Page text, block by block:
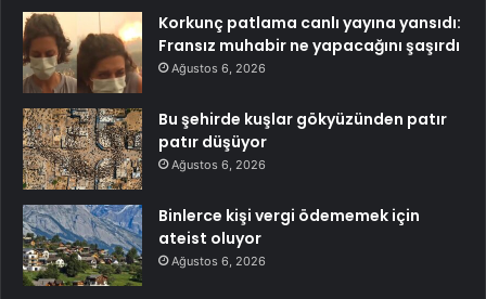
Korkunç patlama canlı yayına yansıdı:
Fransız muhabir ne yapacağını şaşırdı
Ağustos 6, 2026
Bu şehirde kuşlar gökyüzünden patır
patır düşüyor
Ağustos 6, 2026
Binlerce kişi vergi ödememek için
ateist oluyor
Ağustos 6, 2026